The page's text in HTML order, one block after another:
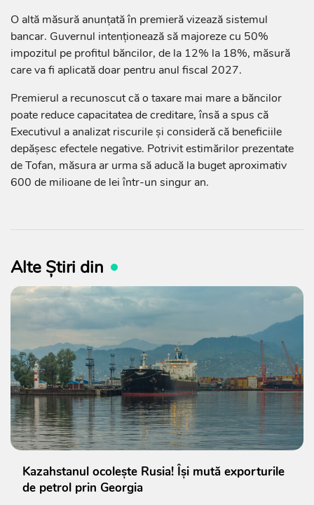
O altă măsură anunțată în premieră vizează sistemul
bancar. Guvernul intenționează să majoreze cu 50%
impozitul pe profitul băncilor, de la 12% la 18%, măsură
care va fi aplicată doar pentru anul fiscal 2027.
Premierul a recunoscut că o taxare mai mare a băncilor
poate reduce capacitatea de creditare, însă a spus că
Executivul a analizat riscurile și consideră că beneficiile
depășesc efectele negative. Potrivit estimărilor prezentate
de Tofan, măsura ar urma să aducă la buget aproximativ
600 de milioane de lei într-un singur an.
Alte Știri din
Kazahstanul ocolește Rusia! Își mută exporturile
de petrol prin Georgia